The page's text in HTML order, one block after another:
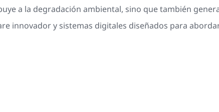
a la degradación ambiental, sino que también
innovador y sistemas digitales diseñados para